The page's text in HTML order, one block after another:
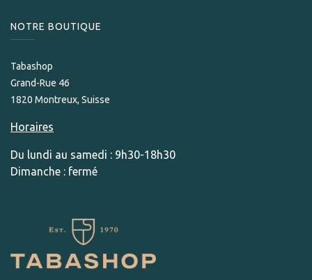
NOTRE BOUTIQUE
Tabashop
Grand-Rue 46
1820 Montreux, Suisse
Horaires
Du lundi au samedi : 9h30-18h30
Dimanche : fermé